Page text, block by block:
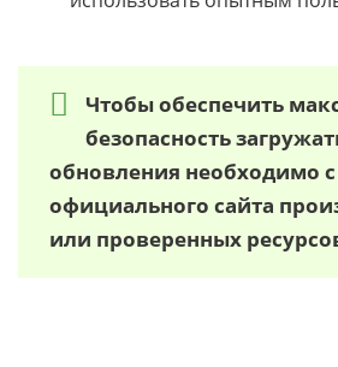
Чтобы обеспечить
безопасность
обновления необходимо с
официального сайта
или проверенных